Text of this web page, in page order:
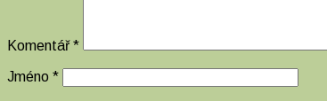
Komentář*
Jméno *